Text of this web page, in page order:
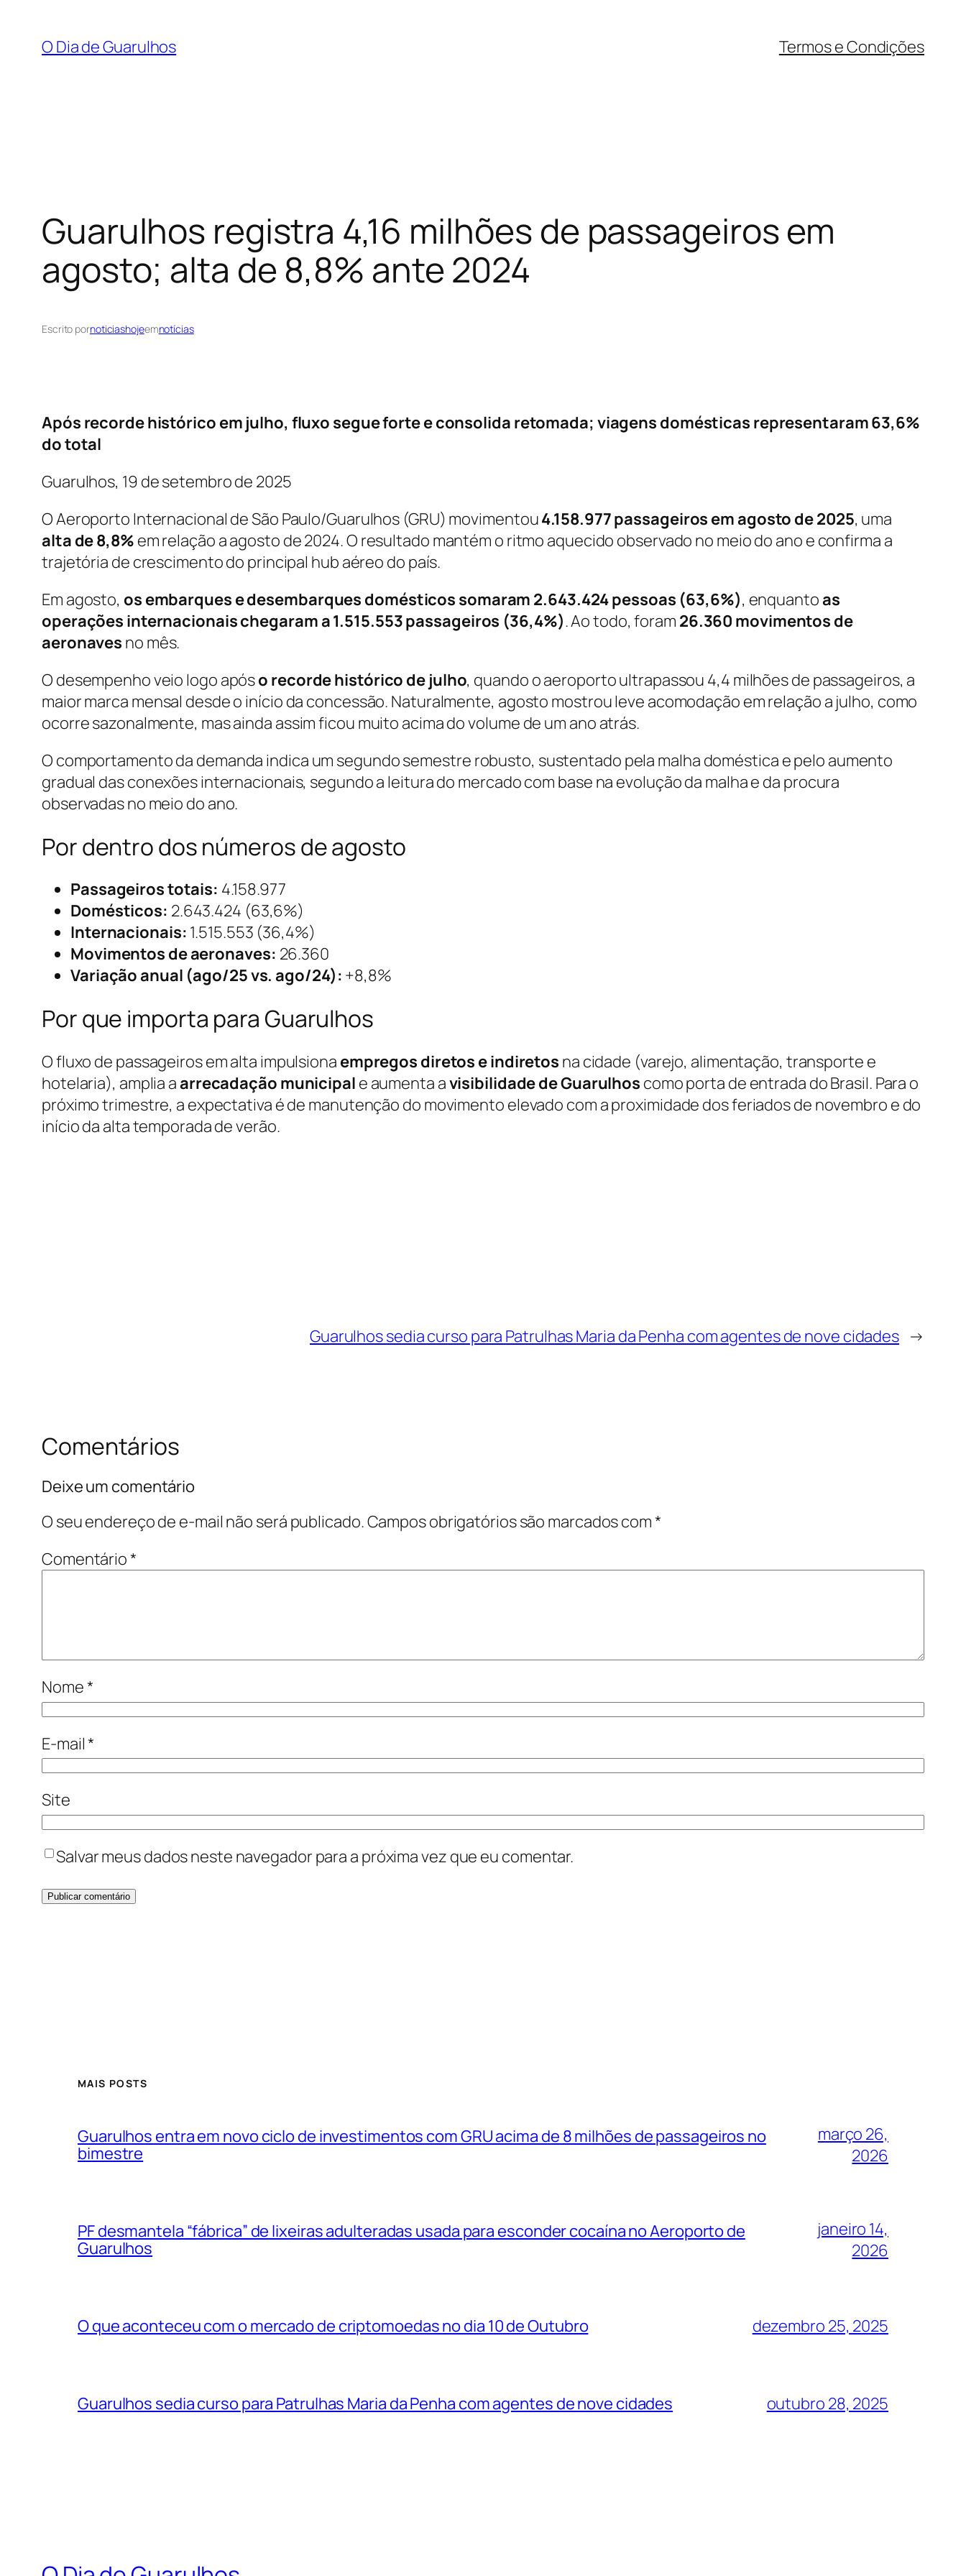
O Dia de Guarulhos Termos e Condições
Guarulhos registra 4,16 milhões de passageiros em
agosto; alta de 8,8% ante 2024
Escrito pornoticiashojeemnotícias
Após recorde histórico em julho, fluxo segue forte e consolida retomada; viagens domésticas representaram 63,6%
do total
Guarulhos, 19 de setembro de 2025
O Aeroporto Internacional de São Paulo/Guarulhos (GRU) movimentou4.158.977 passageiros em agosto de 2025, uma
alta de 8,8% em relação a agosto de 2024. O resultado mantém o ritmo aquecido observado no meio do ano e confirma a
trajetória de crescimento do principal hub aéreo do país.
Em agosto, os embarques e desembarques domésticos somaram 2.643.424 pessoas (63,6%), enquantoas
operações internacionais chegaram a 1.515.553 passageiros (36,4%). Ao todo, foram 26.360 movimentos de
aeronaves no mês.
O desempenho veio logo apóso recorde histórico de julho, quando o aeroporto ultrapassou 4,4 milhões de passageiros, a
maior marca mensal desde o início da concessão. Naturalmente, agosto mostrou leve acomodação em relação a julho, como
ocorre sazonalmente, mas ainda assim ficou muito acima do volume de um ano atrás.
O comportamento da demanda indica um segundo semestre robusto, sustentado pela malha doméstica e pelo aumento
gradual das conexões internacionais, segundo a leitura do mercado com base na evolução da malha e da procura
observadas no meio do ano.
Por dentro dos números de agosto
Passageiros totais: 4.158.977
Domésticos: 2.643.424 (63,6%)
Internacionais: 1.515.553 (36,4%)
Movimentos de aeronaves: 26.360
Variação anual (ago/25 vs. ago/24): +8,8%
Por que importa para Guarulhos
O fluxo de passageiros em alta impulsiona empregos diretos e indiretos na cidade (varejo, alimentação, transporte e
hotelaria), amplia aarrecadação municipal e aumenta avisibilidade de Guarulhos como porta de entrada do Brasil. Para o
próximo trimestre, a expectativa é de manutenção do movimento elevado com a proximidade dos feriados de novembro e do
início da alta temporada de verão.
Guarulhos sedia curso para Patrulhas Maria da Penha com agentes de nove cidades →
Comentários
Deixe um comentário
O seu endereço de e-mail não será publicado.Campos obrigatórios são marcados com*
Comentário*
Nome*
E-mail*
Site
Salvar meus dados neste navegador para a próxima vez que eu comentar.
MAIS POSTS
Guarulhos entra em novo ciclo de investimentos com GRU acima de 8 milhões de passageiros no
bimestre
março 26,
2026
PF desmantela “fábrica” de lixeiras adulteradas usada para esconder cocaína no Aeroporto de
Guarulhos
janeiro 14,
2026
O que aconteceu com o mercado de criptomoedas no dia 10 de Outubro dezembro 25, 2025
Guarulhos sedia curso para Patrulhas Maria da Penha com agentes de nove cidades outubro 28, 2025